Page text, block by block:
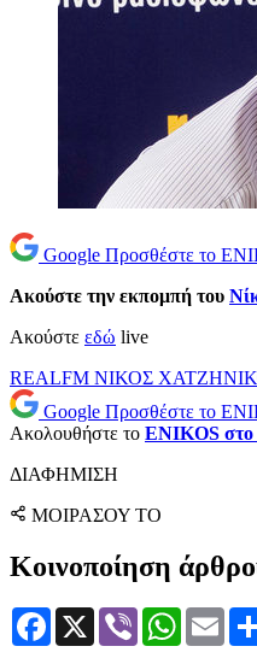
Google Προσθέστε το
Ακούστε την εκπομπή του
Ακούστε εδώ live
REALFM ΝΙΚΟΣ
Google Προσθέστε το
Ακολουθήστε το ENIKOS στο
ΔΙΑΦΗΜΙΣΗ
ΜΟΙΡΑΣΟΥ ΤΟ
Κοινοποίηση
Facebook
X Viber WhatsApp